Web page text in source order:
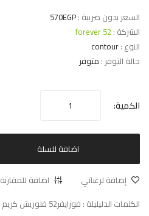
السعر بدون ضريبة :570EGP
الشركة :forever 52
النوع :contour
حالة التوفر : متوفر
الكمية:
اضافة للسلة
إضافة لرغباتي
اضافة للمقارنة
الكلمات الدليليلة : فورايفر52 فلوريش كريم كنتور fcc001